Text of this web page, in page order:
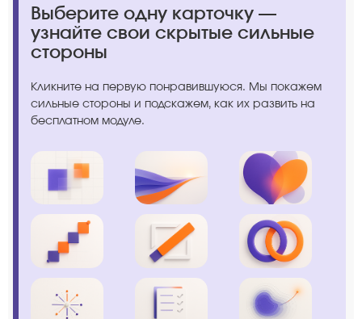
Выберите одну карточку —
узнайте свои скрытые сильные
стороны
Кликните на первую понравившуюся. Мы покажем
сильные стороны и подскажем, как их развить на
бесплатном модуле.